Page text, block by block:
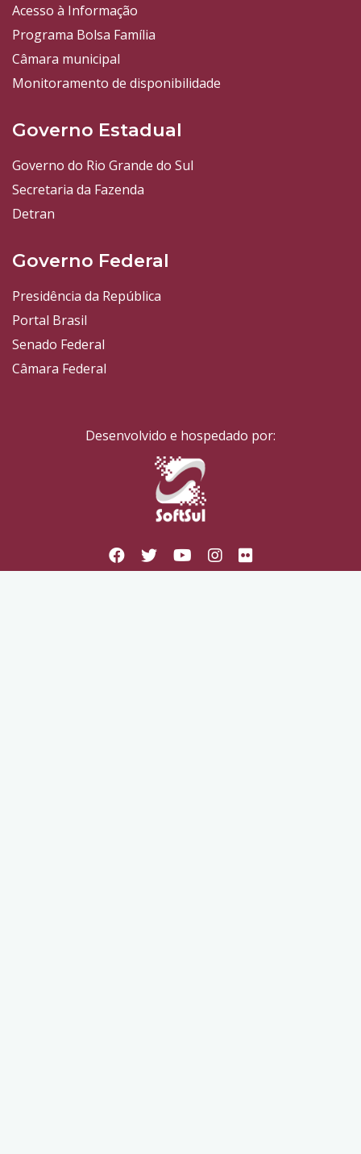
Acesso à Informação
Programa Bolsa Família
Câmara municipal
Monitoramento de disponibilidade
Governo Estadual
Governo do Rio Grande do Sul
Secretaria da Fazenda
Detran
Governo Federal
Presidência da República
Portal Brasil
Senado Federal
Câmara Federal
Desenvolvido e hospedado por: